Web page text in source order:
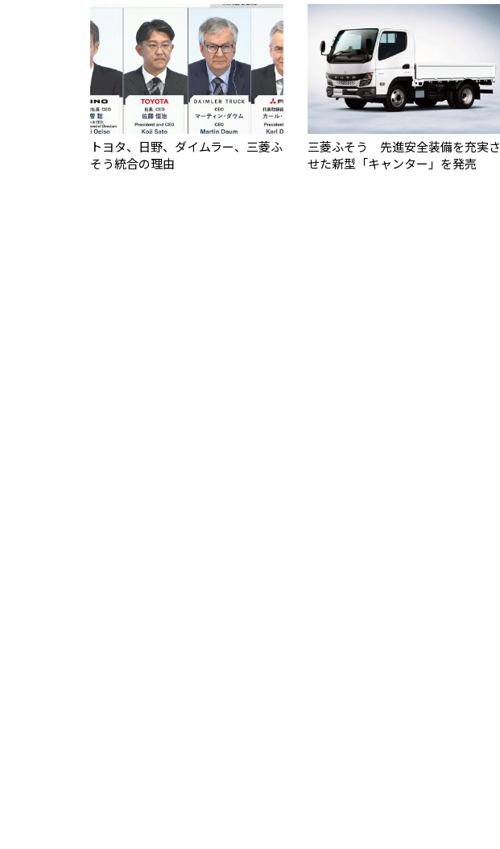
トヨタ、日野、ダイムラー、三菱ふ
そう統合の理由
三菱ふそう 先進安全装備を充実さ
せた新型「キャンター」を発売